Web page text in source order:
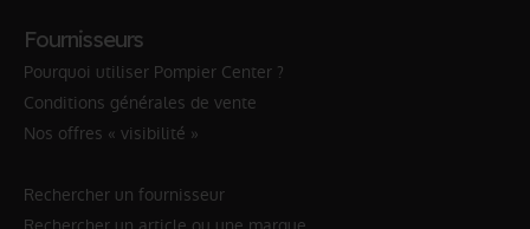
Fournisseurs
Pourquoi utiliser Pompier Center ?
Conditions générales de vente
Nos offres « visibilité »
Rechercher un fournisseur